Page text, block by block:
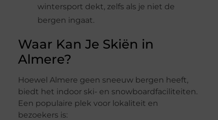
wintersport dekt, zelfs als je niet de
bergen ingaat.
Waar Kan Je Skiën in
Almere?
Hoewel Almere geen sneeuw bergen heeft,
biedt het indoor ski- en snowboardfaciliteiten.
Een populaire plek voor lokaliteit en
bezoekers is: